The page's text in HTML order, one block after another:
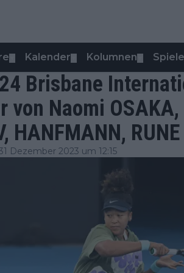
Kalender Kolumnen
Brisbane
Naomi OSAKA,
HANFMANN,
Dezember 2023 um 12:15